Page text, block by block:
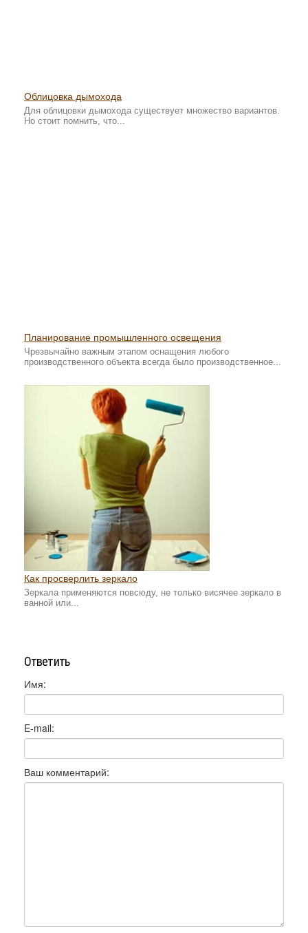
Облицовка дымохода
Для облицовки дымохода существует множество вариантов.
Но стоит помнить, что...
Планирование промышленного освещения
Чрезвычайно важным этапом оснащения любого
производственного объекта всегда было производственное...
Как просверлить зеркало
Зеркала применяются повсюду, не только висячее зеркало в
ванной или...
Ответить
Имя:
E-mail:
Ваш комментарий: